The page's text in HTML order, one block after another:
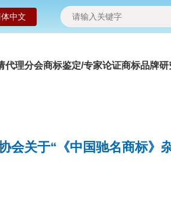
中文
代理分会商标鉴定/专家论证商标品牌研
会关于“《中国驰名商标》